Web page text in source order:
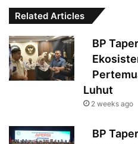
Related Articles
‎BP
Luhut‎‎
2 weeks ago
‎BP